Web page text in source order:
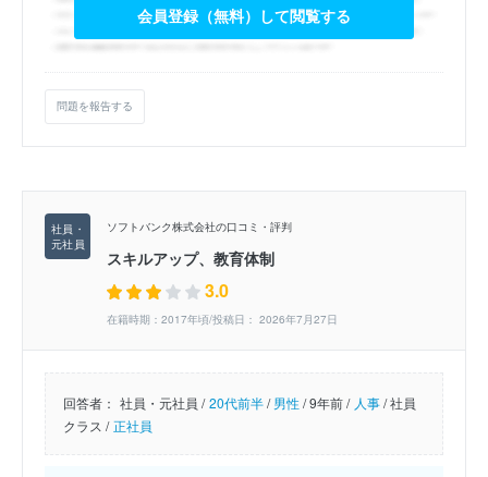
会員登録（無料）して閲覧する
問題を報告する
ソフトバンク株式会社の口コミ・評判
スキルアップ、教育体制
3.0
在籍時期：2017年頃/投稿日： 2026年7月27日
回答者： 社員・元社員 / 20代前半/男性/9年前 / 人事/社員
クラス / 正社員